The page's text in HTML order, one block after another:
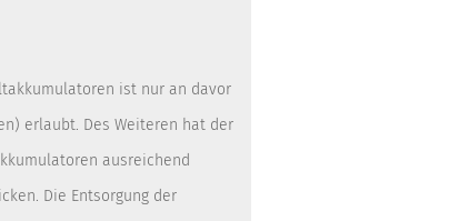
ist nur an davor
erlaubt. Des Weiteren hat der
ausreichend
Die Entsorgung der